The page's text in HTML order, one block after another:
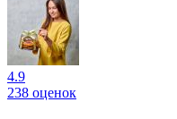
4.9
238 оценок